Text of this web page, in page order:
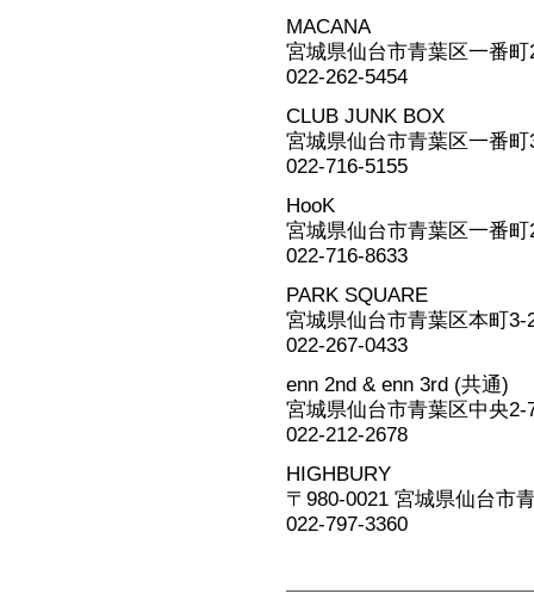
MACANA
宮城県仙台市青葉区一番
022-262-5454
CLUB JUNK BOX
宮城県仙台市青葉区一番
022-716-5155
HooK
宮城県仙台市青葉区一番
022-716-8633
PARK SQUARE
宮城県仙台市青葉区本町
022-267-0433
enn 2nd & enn 3rd (共通)
宮城県仙台市青葉区中央
022-212-2678
HIGHBURY
〒980-0021 宮城県仙台市
022-797-3360